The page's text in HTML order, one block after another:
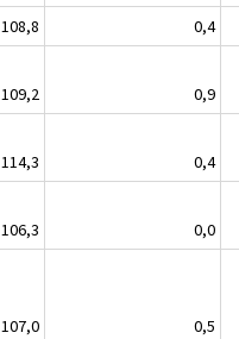
108,8
0,4
109,2
0,9
114,3
0,4
106,3
0,0
107,0
0,5